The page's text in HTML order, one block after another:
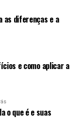
as diferenças e a
e como aplicar a
o que é e suas